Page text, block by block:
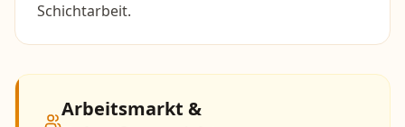
Schichtarbeit.
Arbeitsmarkt &